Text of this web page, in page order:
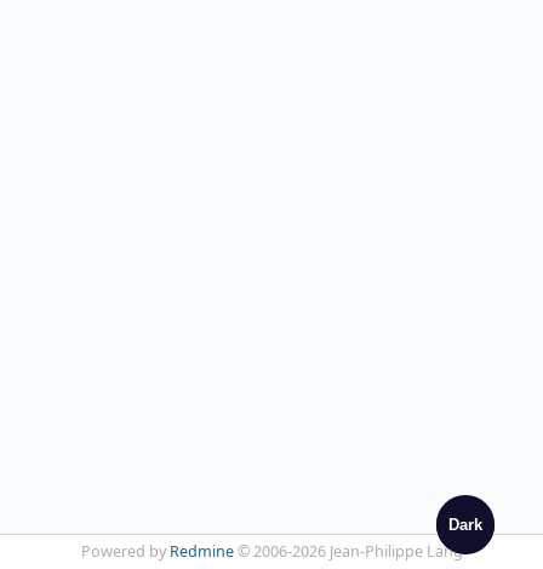
Dark
Powered by Redmine© 2006-2026 Jean-Philippe Lang